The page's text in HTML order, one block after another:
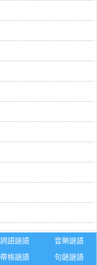
詞語謎語
音樂謎語
帶格謎語 句謎謎語